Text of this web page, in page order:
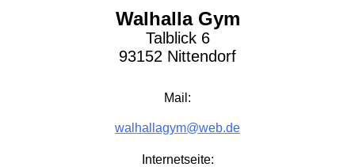
Walhalla Gym
Talblick 6
93152 Nittendorf
Mail:
walhallagym@web.de
Internetseite: